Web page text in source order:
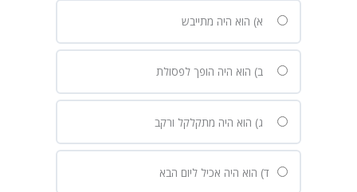
א) הוא היה מתייבש
ב) הוא היה הופך לפסולת
ג) הוא היה מתקלקל ורקב
ד) הוא היה אכיל ליום הבא